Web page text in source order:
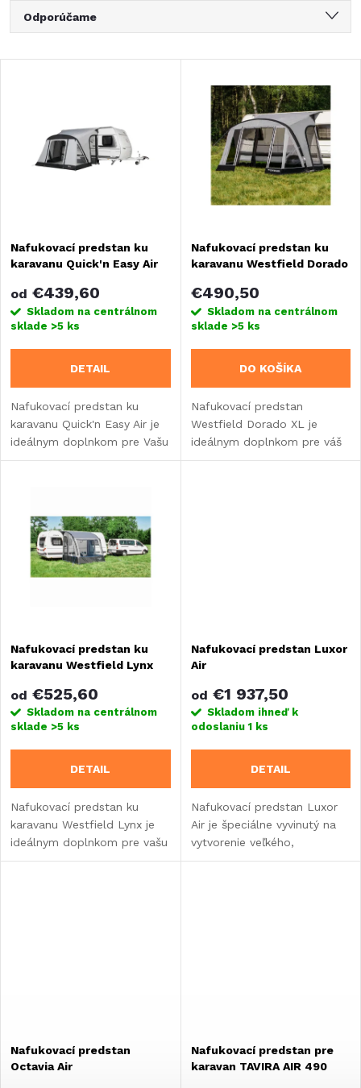
R
a
e
p
r
o
d
u
Odporúčame
Abecedne
s
p
r
o
d
u
Nafukovací predstan ku
karavanu Quick'n Easy Air
od €439,60
Skladom na centrálnom
sklade >5 ks
DETAIL
Nafukovací predstan ku
karavanu Quick'n Easy Air je
ideálnym doplnkom pre Vašu
dovolenku.
Nafukovací predstan ku
karavanu Westfield Dorado
€490,50
Skladom na centrálnom
sklade >5 ks
DO KOŠÍKA
Nafukovací predstan
Westfield Dorado XL je
ideálnym doplnkom pre váš
karavan.
Nafukovací predstan ku
karavanu Westfield Lynx
od €525,60
Skladom na centrálnom
sklade >5 ks
DETAIL
Nafukovací predstan ku
karavanu Westfield Lynx je
ideálnym doplnkom pre vašu
dovolenku.
Nafukovací predstan Luxor
Air
od €1 937,50
Skladom ihneď k
odoslaniu1 ks
DETAIL
Nafukovací predstan Luxor
Air je špeciálne vyvinutý na
vytvorenie veľkého,
luxusného obytného
Nafukovací predstan
Octavia Air
Nafukovací predstan pre
karavan TAVIRA AIR 490